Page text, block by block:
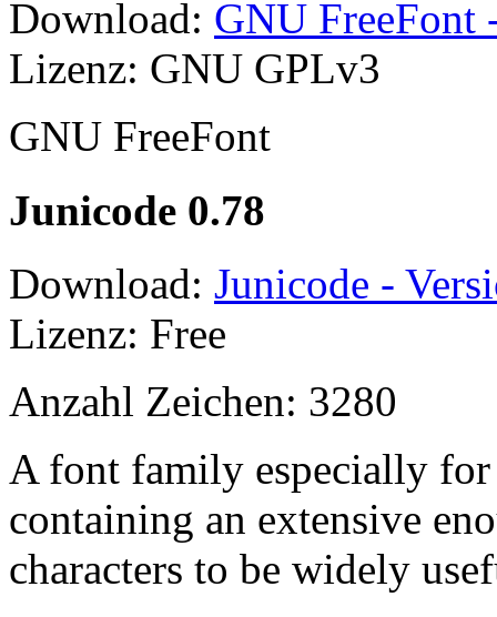
Download: GNU FreeFont
Lizenz: GNU GPLv3
GNU FreeFont
Junicode 0.78
Download: Junicode -
Lizenz: Free
Anzahl Zeichen: 3280
A font family especially
containing an extensive
characters to be widely